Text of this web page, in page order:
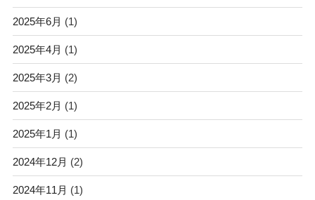
2025年6月 (1)
2025年4月 (1)
2025年3月 (2)
2025年2月 (1)
2025年1月 (1)
2024年12月 (2)
2024年11月 (1)